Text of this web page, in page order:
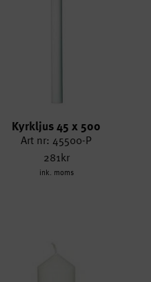
Kyrkljus 45 x 500
Art nr: 45500-P
281kr
ink. moms